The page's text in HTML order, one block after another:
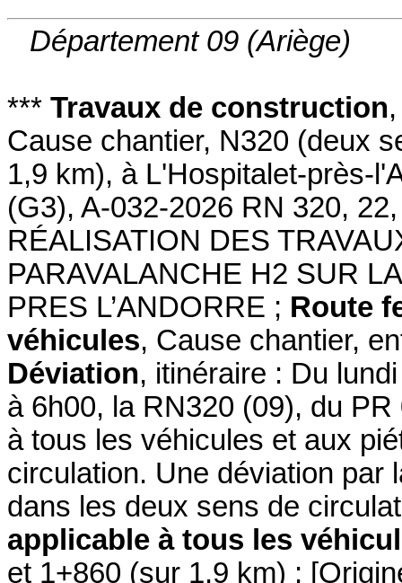
Département 09 (Ariège)
*** Travaux de construction
Cause chantier, N320 (deux
1,9 km), à L'Hospitalet-près-
(G3), A-032-2026 RN 320,
RÉALISATION DES
PARAVALANCHE H2 SUR
PRES L’ANDORRE ; Route
véhicules, Cause chantier,
Déviation, itinéraire : Du
à 6h00, la RN320 (09), du
à tous les véhicules et aux
circulation. Une déviation par
dans les deux sens de
applicable à tous les
et 1+860 (sur 1,9 km) ; [